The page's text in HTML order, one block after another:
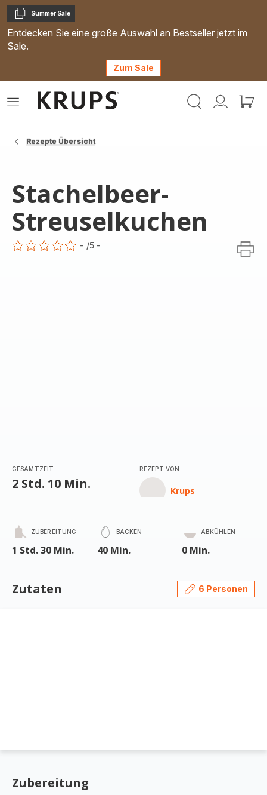
Kopieren
Summer Sale
Entdecken Sie eine große Auswahl an Bestseller jetzt im
Sale.
Zum Sale
Mein
Mein
Das
Rezepte Übersicht
Stachelbeer-
Streuselkuchen
- /5 -
GESAMTZEIT
2 Std. 10 Min.
REZEPT VON
Krups
ZUBEREITUNG
1 Std. 30 Min.
BACKEN
40 Min.
ABKÜHLEN
0 Min.
Zutaten 6 Personen
Zubereitung